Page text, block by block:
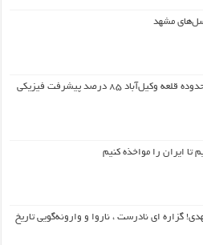
مشهد
طراحی شهری محدوده قلعه وکیل‌آباد ۸۵ درصد پیشرفت فیزیکی
تا ایران را مواخذه کنیم
گزاره ای نادرست ، ناروا و وارونه‌گویی تاریخ